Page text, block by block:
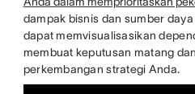
dampak bisnis dan sumber
dapat memvisualisasikan
membuat keputusan matang
perkembangan strategi Anda.